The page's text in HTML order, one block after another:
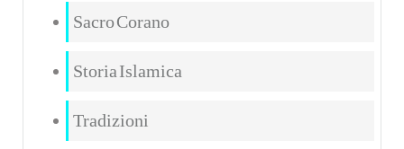
Sacro Corano
Storia Islamica
Tradizioni